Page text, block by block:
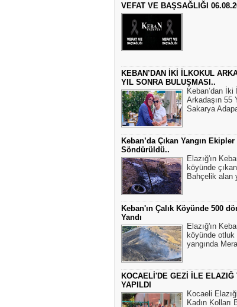
VEFAT VE BAŞSAĞLIĞI
KEBAN’DAN İKİ İLKOKUL
YIL SONRA BULUŞMASI..
Keban’dan İki
Arkadaşın 55
Sakarya
Keban’da Çıkan Yangın Ekipler
Söndürüldü..
Elazığ'ın
köyünde
Bahçelik alan
Keban'ın Çalık Köyünde 500
Yandı
Elazığ'ın
köyünde otluk
yangında
KOCAELİ'DE GEZİ İLE ELAZIĞ
YAPILDI
Kocaeli
Kadın Kolları